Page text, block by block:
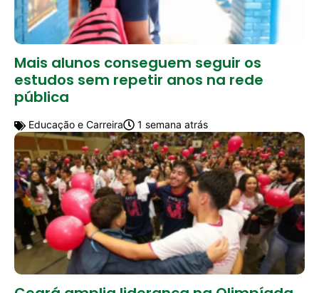
Mais alunos conseguem seguir os
estudos sem repetir anos na rede
pública
Educação e Carreira 1 semana atrás